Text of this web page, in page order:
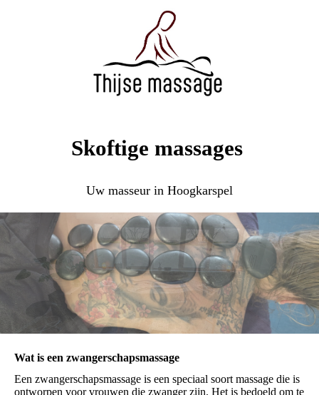
Skoftige massages
Uw masseur in Hoogkarspel
Wat is een zwangerschapsmassage
Een zwangerschapsmassage is een speciaal soort massage die is
ontworpen voor vrouwen die zwanger zijn. Het is bedoeld om te